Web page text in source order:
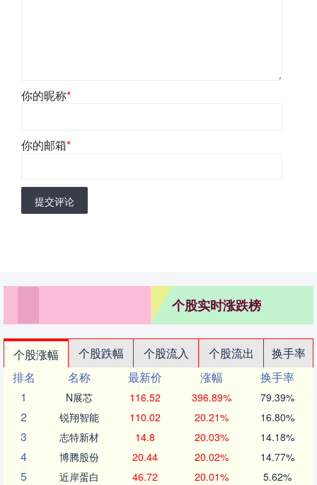
你的昵称*
你的邮箱*
提交评论
个股实时涨跌榜
个股涨幅 个股跌幅 个股流入 个股流出
换手率
排名
名称 最新价 涨幅
换手率
1
N展芯 116.52 396.89% 79.39%
2 锐翔智能 110.02 20.21% 16.80%
3 志特新材 14.8 20.03% 14.18%
4 博腾股份 20.44 20.02% 14.77%
5 近岸蛋白 46.72 20.01% 5.62%